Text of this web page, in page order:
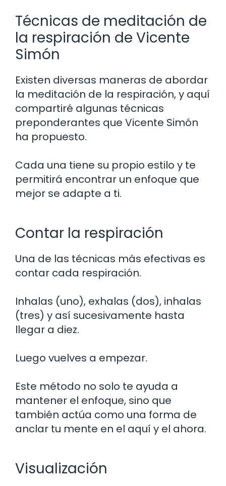
Técnicas de meditación de
la respiración de Vicente
Simón
Existen diversas maneras de abordar
la meditación de la respiración, y aquí
compartiré algunas técnicas
preponderantes que Vicente Simón
ha propuesto.
Cada una tiene su propio estilo y te
permitirá encontrar un enfoque que
mejor se adapte a ti.
Contar la respiración
Una de las técnicas más efectivas es
contar cada respiración.
Inhalas (uno), exhalas (dos), inhalas
(tres) y así sucesivamente hasta
llegar a diez.
Luego vuelves a empezar.
Este método no solo te ayuda a
mantener el enfoque, sino que
también actúa como una forma de
anclar tu mente en el aquí y el ahora.
Visualización